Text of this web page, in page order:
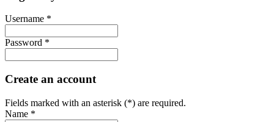
Username *
Password *
Create an account
Fields marked with an asterisk (*) are required.
Name *